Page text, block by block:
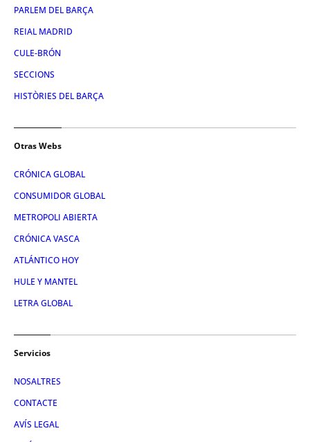
PARLEM DEL BARÇA
REIAL MADRID
CULE-BRÓN
SECCIONS
HISTÒRIES DEL BARÇA
Otras Webs
CRÓNICA GLOBAL
CONSUMIDOR GLOBAL
METROPOLI ABIERTA
CRÓNICA VASCA
ATLÁNTICO HOY
HULE Y MANTEL
LETRA GLOBAL
Servicios
NOSALTRES
CONTACTE
AVÍS LEGAL